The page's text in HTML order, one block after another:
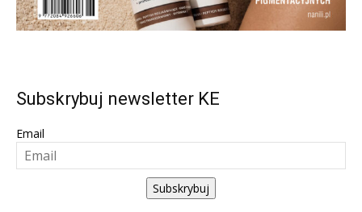
Subskrybuj newsletter KE
Email
Subskrybuj